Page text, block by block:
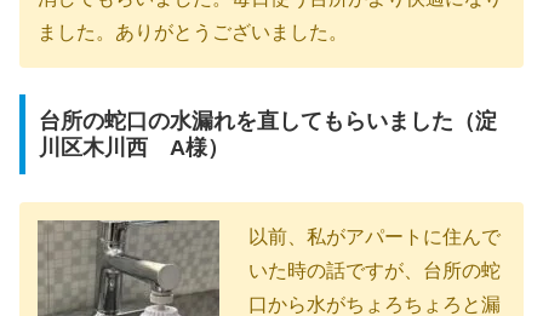
ました。ありがとうございました。
台所の蛇口の水漏れを直してもらいました（淀
川区木川西 A様）
以前、私がアパートに住んで
いた時の話ですが、台所の蛇
口から水がちょろちょろと漏